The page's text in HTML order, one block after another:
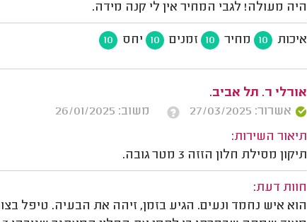
היה מעולה! לגבי המחיר אין לי קנה מידה.
איכות 10 מחיר 10 זמנים 10 יחס 10
אורלי ר. תל אביב.
אשרור: 27/03/2025
משוב: 26/01/2025
תיאור השירות:
תיקון מסילת חלון הזזה 3 מטר גובה.
חוות דעת:
הוא איש נחמד ונעים. הגיע בזמן, זיהה את הבעיה. טיפל